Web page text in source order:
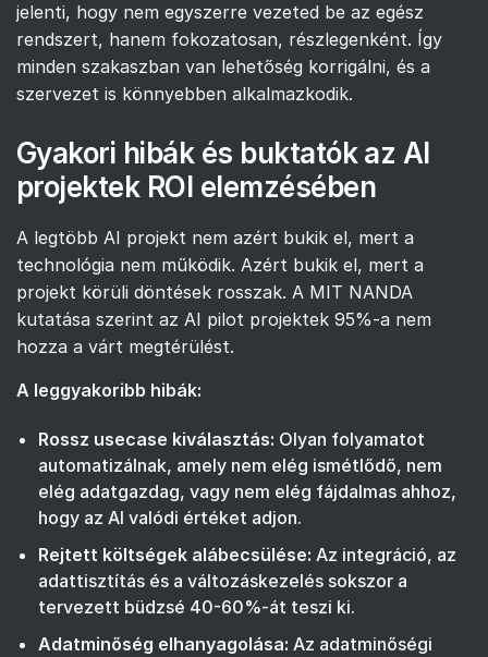
jelenti, hogy nem egyszerre vezeted be az egész
rendszert, hanem fokozatosan, részlegenként. Így
minden szakaszban van lehetőség korrigálni, és a
szervezet is könnyebben alkalmazkodik.
Gyakori hibák és buktatók az AI
projektek ROI elemzésében
A legtöbb AI projekt nem azért bukik el, mert a
technológia nem működik. Azért bukik el, mert a
projekt körüli döntések rosszak. A MIT NANDA
kutatása szerint az AI pilot projektek 95%-a nem
hozza a várt megtérülést.
A leggyakoribb hibák:
Rossz usecase kiválasztás: Olyan folyamatot
automatizálnak, amely nem elég ismétlődő, nem
elég adatgazdag, vagy nem elég fájdalmas ahhoz,
hogy az AI valódi értéket adjon.
Rejtett költségek alábecsülése: Az integráció, az
adattisztítás és a változáskezelés sokszor a
tervezett büdzsé 40-60%-át teszi ki.
Adatminőség elhanyagolása: Az adatminőségi